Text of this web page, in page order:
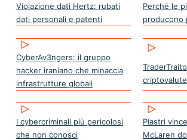
Violazione dati Hertz: rubati
dati personali e patenti
Perché le
producono
CyberAv3ngers: il gruppo
hacker iraniano che minaccia
infrastrutture globali
I cybercriminali più pericolosi
che non conosci
Piastri
McLaren